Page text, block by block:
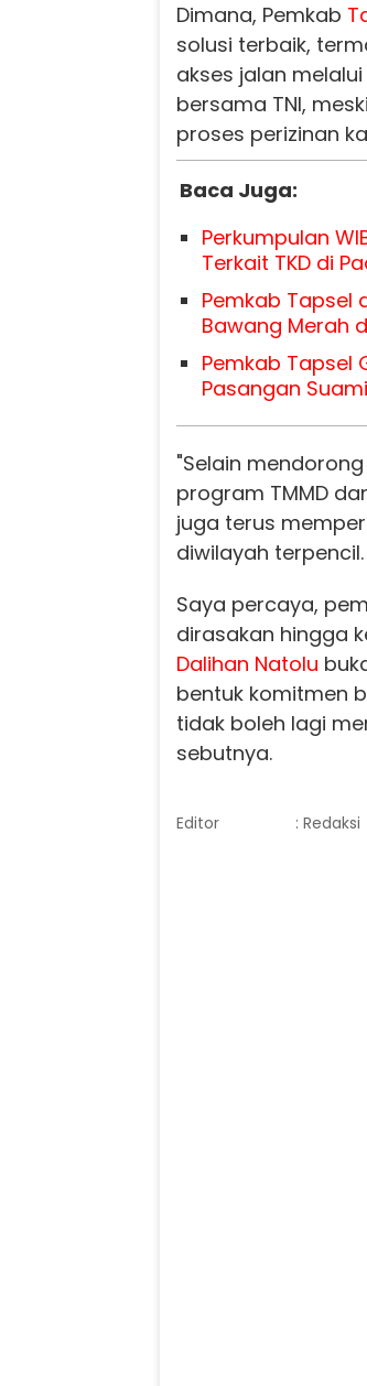
Dimana, Pemkab
solusi terbaik,
akses jalan
bersama TNI,
proses perizinan
Baca Juga:
Perkumpulan
Terkait TKD di
Pemkab Tapsel
Bawang Merah
Pemkab Tapsel
Pasangan
"Selain
program TMMD
juga terus
diwilayah terpencil.
Saya percaya,
dirasakan hingga
Dalihan Natolu
bentuk komitmen
tidak boleh lagi
sebutnya.
Editor : Redaksi